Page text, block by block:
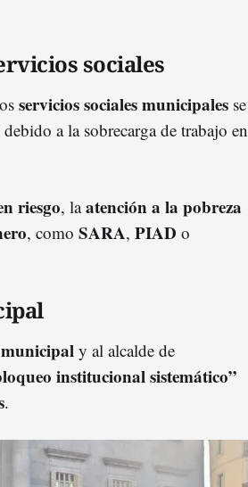
sociales
servicios sociales municipales se
debido a la sobrecarga de trabajo en
riesgo, laatención a la pobreza
, como SARA, PIAD o
y al alcalde de
institucional sistemático”
.